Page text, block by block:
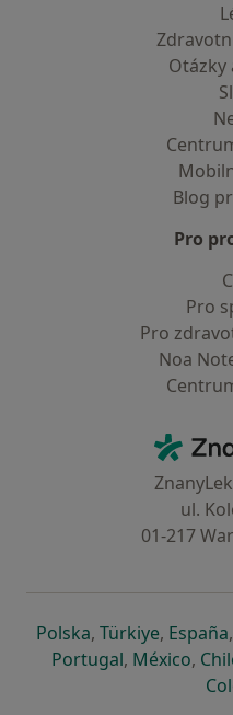
Otázky
Blog
Pro
Pro
Pro
Noa
ul.
01-217
Polskase otevře v nové
, Türkiyese
, España,
Portugalse otevře v
, Méxicose
,